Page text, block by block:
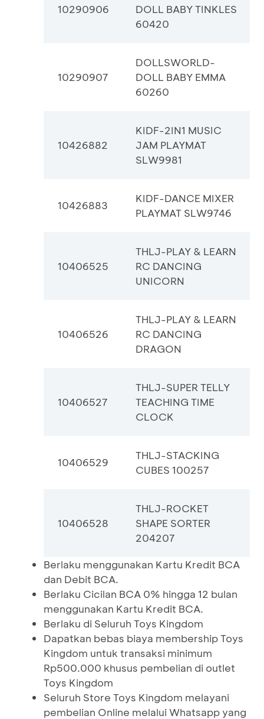
10290906
DOLL BABY TINKLES
60420
10290907
DOLLSWORLD-
DOLL BABY EMMA
60260
10426882
KIDF-2IN1 MUSIC
JAM PLAYMAT
SLW9981
10426883
KIDF-DANCE MIXER
PLAYMAT SLW9746
10406525
THLJ-PLAY & LEARN
RC DANCING
UNICORN
10406526
THLJ-PLAY & LEARN
RC DANCING
DRAGON
10406527
THLJ-SUPER TELLY
TEACHING TIME
CLOCK
10406529
THLJ-STACKING
CUBES 100257
10406528
THLJ-ROCKET
SHAPE SORTER
204207
Berlaku menggunakan Kartu Kredit BCA
dan Debit BCA.
Berlaku Cicilan BCA 0% hingga 12 bulan
menggunakan Kartu Kredit BCA.
Berlaku di Seluruh Toys Kingdom
Dapatkan bebas biaya membership Toys
Kingdom untuk transaksi minimum
Rp500.000 khusus pembelian di outlet
Toys Kingdom
Seluruh Store Toys Kingdom melayani
pembelian Online melalui Whatsapp yang